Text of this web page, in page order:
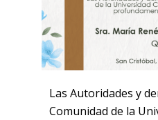
Las Autoridades y
Comunidad de la